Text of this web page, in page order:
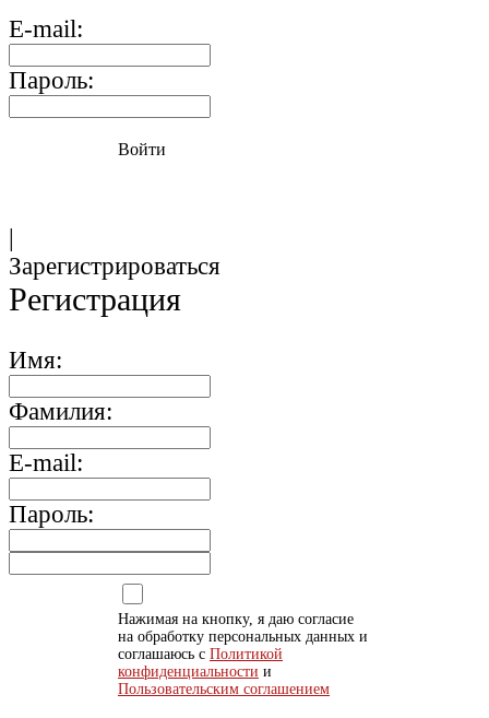
E-mail:
Пароль:
Войти
|
Зарегистрироваться
Регистрация
Имя:
Фамилия:
E-mail:
Пароль:
Нажимая на кнопку, я даю согласие
на обработку персональных данных и
соглашаюсь с Политикой
конфиденциальности и
Пользовательским соглашением